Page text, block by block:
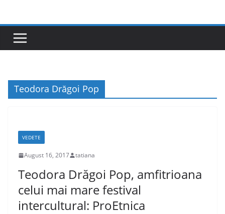
content
Teodora Drăgoi Pop
VEDETE
August 16, 2017 tatiana
Teodora Drăgoi Pop, amfitrioana
celui mai mare festival
intercultural: ProEtnica